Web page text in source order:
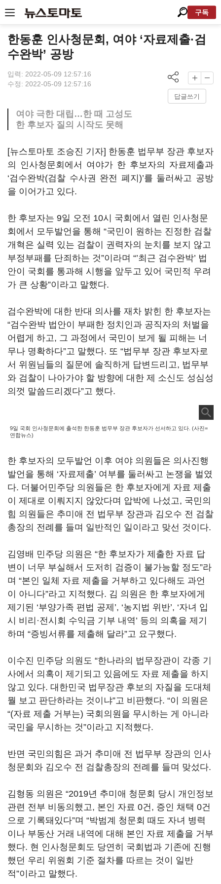
구독
한동훈 인사청문회, 여야 ‘자료제출·검
수완박’ 공방
입력: 2022-05-09 12:57:16
수정: 2022-05-09 12:57:16
답글쓰기
여야 극한 대립…한 때 고성도
한 후보자 질의 시작도 못해
[뉴스토마토 조승진 기자] 한동훈 법무부 장관 후보자
의 인사청문회에서 여야가 한 후보자의 자료제출과
‘검수완박(검찰 수사권 완전 폐지)’를 둘러싸고 공방
을 이어가고 있다.
한 후보자는 9일 오전 10시 국회에서 열린 인사청문
회에서 모두발언을 통해 “국민이 원하는 진정한 검찰
개혁은 실력 있는 검찰이 권력자의 눈치를 보지 않고
부정부패를 단죄하는 것”이라며 “’최근 검수완박’ 법
안이 국회를 통과해 시행을 앞두고 있어 국민적 우려
가 큰 상황”이라고 말했다.
검수완박에 대한 반대 의사를 재차 밝힌 한 후보자는
“검수완박 법안이 부패한 정치인과 공직자의 처벌을
어렵게 하고, 그 과정에서 국민이 보게 될 피해는 너
무나 명확하다”고 말했다. 또 “법무부 장관 후보자로
서 위원님들의 질문에 솔직하게 답변드리고, 법무부
와 검찰이 나아가야 할 방향에 대한 제 소신도 성심성
의껏 말씀드리겠다”고 했다.
9일 국회 인사청문회에 출석한 한동훈 법무부 장관 후보자가 선서하고 있다. (사진=
연합뉴스)
한 후보자의 모두발언 이후 여야 의원들은 의사진행
발언을 통해 ‘자료제출’ 여부를 둘러싸고 논쟁을 벌였
다. 더불어민주당 의원들은 한 후보자에게 자료 제출
이 제대로 이뤄지지 않았다며 압박에 나섰고, 국민의
힘 의원들은 추미애 전 법무부 장관과 김오수 전 검찰
총장의 전례를 들며 일반적인 일이라고 맞선 것이다.
김영배 민주당 의원은 “한 후보자가 제출한 자료 답
변이 너무 부실해서 도저히 검증이 불가능할 정도”라
며 “본인 일체 자료 제출을 거부하고 있다해도 과언
이 아니다”라고 지적했다. 김 의원은 한 후보자에게
제기된 ‘부양가족 편법 공제’, ‘농지법 위반’, ‘자녀 입
시 비리·전시회 수익금 기부 내역’ 등의 의혹을 제기
하며 “증빙서류를 제출해 달라”고 요구했다.
이수진 민주당 의원도 “한나라의 법무장관이 각종 기
사에서 의혹이 제기되고 있음에도 자료 제출을 하지
않고 있다. 대한민국 법무장관 후보의 자질을 도대체
뭘 보고 판단하라는 것이냐”고 비판했다. “이 의원은
“(자료 제출 거부는) 국회의원을 무시하는 게 아니라
국민을 무시하는 것”이라고 지적했다.
반면 국민의힘은 과거 추미애 전 법무부 장관의 인사
청문회와 김오수 전 검찰총장의 전례를 들며 맞섰다.
김형동 의원은 “2019년 추미애 청문회 당시 개인정보
관련 전부 비동의했고, 본인 자료 0건, 증인 채택 0건
으로 기록돼있다”며 “박범계 청문회 때도 자녀 병력
이나 부동산 거래 내역에 대해 본인 자료 제출을 거부
했다. 현 인사청문회도 당연히 국회법과 기존에 진행
했던 우리 위원회 기준 절차를 따르는 것이 일반
적”이라고 말했다.